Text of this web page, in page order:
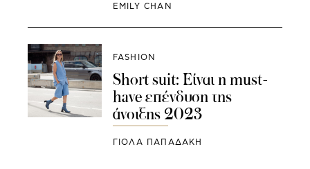
EMILY CHAN
FASHION
Short suit: Είναι η must-
have επένδυση της
άνοιξης 2023
ΓΙΌΛΑ ΠΑΠΑΔΆΚΗ